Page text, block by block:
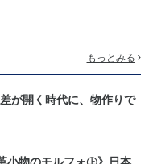
もっとみる
が開く時代に、物作りで